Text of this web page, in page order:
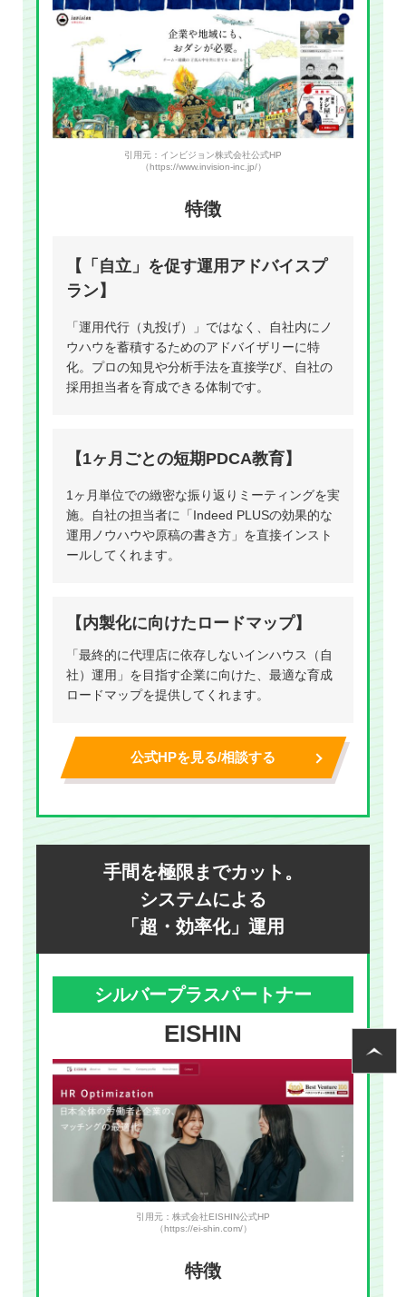
引用元：インビジョン株式会社公式HP
（https://www.invision-inc.jp/）
特徴
【「自立」を促す運用アドバイスプ
ラン】
「運用代行（丸投げ）」ではなく、自社内にノ
ウハウを蓄積するためのアドバイザリーに特
化。プロの知見や分析手法を直接学び、自社の
採用担当者を育成できる体制です。
【1ヶ月ごとの短期PDCA教育】
1ヶ月単位での緻密な振り返りミーティングを実
施。自社の担当者に「Indeed PLUSの効果的な
運用ノウハウや原稿の書き方」を直接インスト
ールしてくれます。
【内製化に向けたロードマップ】
「最終的に代理店に依存しないインハウス（自
社）運用」を目指す企業に向けた、最適な育成
ロードマップを提供してくれます。
公式HPを見る/相談する
手間を極限までカット。
システムによる
「超・効率化」運用
シルバープラスパートナー
EISHIN
引用元：株式会社EISHIN公式HP
（https://ei-shin.com/）
特徴